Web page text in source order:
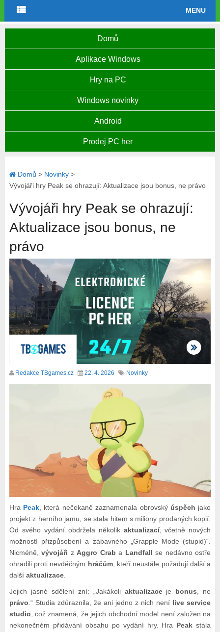
MENU
Domů
Aplikace Windows
Hry na PC
Windows novinky
Android
Prodej PC her
Domů > Novinky>
Vývojáři hry Peak se ohrazují: Aktualizace jsou bonus, ne právo
Vývojáři hry Peak se ohrazují:
Aktualizace jsou bonus, ne
právo
Redakce TBgames.cz 22. 4. 2026 Novinky
Hra Peak, která nečekaně zaznamenala obrovský úspěch jako
projekt z herního jamu, se stala hitem s miliony prodaných kopií.
Od svého vydání obdržela několik aktualizací, včetně nových
možností přizpůsobení a zábavného „Grapple Mode (stupid)“.
Nicméně,vývojáři zAggro Crab a Landfall se nedávno ostře
ohradili proti nevděčným hráčům, kteří neustále požadují další a
další aktualizace.
Jejich jasné sdělení zní: „Jakákoli aktualizaceje bonus, ne
právo.“ Studia zdůraznila, že ani jedno z nich není live service
studio, což znamená, že jejich obchodní model není založen na
nekonečném přidávání obsahu po vydání hry. Hra Peak stála